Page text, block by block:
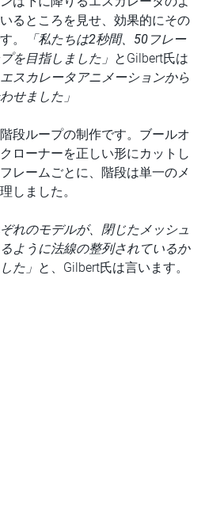
るところを見せ、効果的にその
。
「私たちは2秒間、50フレー
を目指しました」 とGilbert氏は
エスカレータアニメーションから
せました」
段ループの制作です。ブールオ
ローナーを正しい形にカットし
レームごとに、階段は単一のメ
しました。
れのモデルが、閉じたメッシュ
ように法線の整列されているか
た」 と、Gilbert氏は言います。